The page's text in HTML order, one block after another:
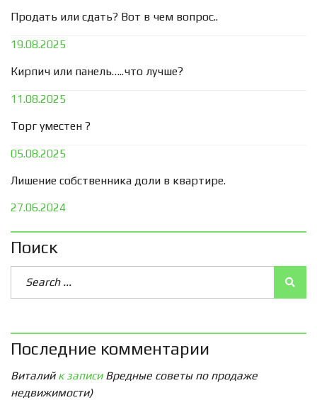
Продать или сдать? Вот в чем вопрос..
19.08.2025
Кирпич или панель…..что лучше?
11.08.2025
Торг уместен ?
05.08.2025
Лишение собственника доли в квартире.
27.06.2024
Поиск
Последние комментарии
Виталийк записи Вредные советы по продаже
недвижимости)